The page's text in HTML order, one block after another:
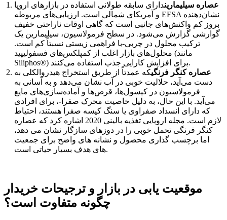
عصاره سیلیماریندارای سابقه طولانی استفاده در بازارهای اروپا
و آمریکای شمالی است. ارزیابی‌های مربوطه EFSA نشان‌دهنده
بروز کم واکنش‌های جانبی است که گاهی اوقات ناراحتی خفیف
گوارشی گزارش می‌شود. در سطح فرمولاسیون، سیلیمارین یک
ترکیب محلول در چربی-با فراهمی زیستی نسبتاً کم است.
محلول‌های بازار اغلب از کمپلکس‌های فسفولیپید (مانند
Siliphos®) برای افزایش کارایی جذب استفاده می‌کنند.
عصاره کنگر فرنگیکه عمدتاً از طریق استخراج هیدروالکلی به
دست می‌آید، حلالیت خوبی در آب نشان می‌دهد و به آسانی به
فرمولاسیون در کپسول‌ها، قرص‌ها و آماده‌سازی‌های مایع
می‌آید. با این حال، به دلیل خاصیت محرک صفرا-، برای افرادی
که دارای انسداد صفراوی یا سنگ کیسه صفرا هستند، احتیاط
لازم است. مجله اروپایی تغذیه بالینی 2020 اشاره کرد که عصاره
کنگر فرنگی تحمل خوبی را در دوزهای سازگار نشان می دهد،
اما برچسب گذاری محصول و نشانه های واضح برای جمعیت
های هدف بسیار حیاتی است.
موقعیت یابی در بازار و ترجیحات خریدار
چگونه متفاوت است؟